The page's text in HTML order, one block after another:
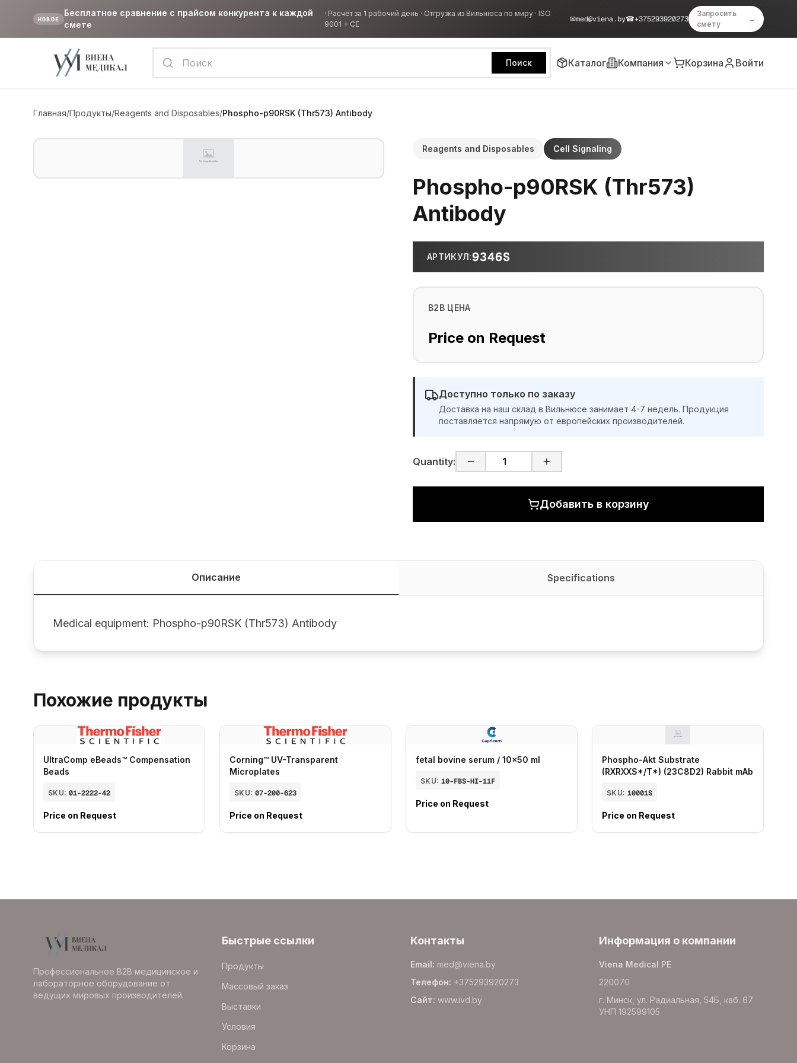
НОВОЕ
Бесплатное сравнение с прайсом конкурента к каждой
смете
· Расчёт за 1 рабочий день · Отгрузка из Вильнюса по миру · ISO
9001 + CE
✉med@viena.by☎+375293920273
Запросить
смету
→
Поиск Каталог Компания Корзина Войти
Главная/Продукты/Reagents and Disposables/Phospho-p90RSK (Thr573) Antibody
Reagents and Disposables Cell Signaling
Phospho-p90RSK (Thr573)
Antibody
АРТИКУЛ:9346S
B2B ЦЕНА
Price on Request
Доступно только по заказу
Доставка на наш склад в Вильнюсе занимает 4-7 недель. Продукция
поставляется напрямую от европейских производителей.
Quantity:
Добавить в корзину
Описание Specifications
Medical equipment: Phospho-p90RSK (Thr573) Antibody
Похожие продукты
UltraComp eBeads™ Compensation
Beads
SKU: 01-2222-42
Price on Request
Corning™ UV-Transparent
Microplates
SKU: 07-200-623
Price on Request
fetal bovine serum / 10x50 ml
SKU: 10-FBS-HI-11F
Price on Request
Phospho-Akt Substrate
(RXRXXS*/T*) (23C8D2) Rabbit mAb
SKU: 10001S
Price on Request
Профессиональное B2B медицинское и
лабораторное оборудование от
ведущих мировых производителей.
Быстрые ссылки
Продукты
Массовый заказ
Выставки
Условия
Корзина
Контакты
Email: med@viena.by
Телефон: +375293920273
Сайт: www.ivd.by
Информация о компании
Viena Medical PE
220070
г. Минск, ул. Радиальная, 54Б, каб. 67
УНП 192599105